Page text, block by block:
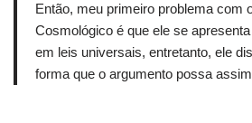
Então, meu primeiro problema com
Cosmológico é que ele se
em leis universais, entretanto, ele
forma que o argumento possa